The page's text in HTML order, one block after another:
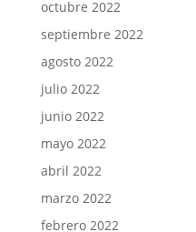
octubre 2022
septiembre 2022
agosto 2022
julio 2022
junio 2022
mayo 2022
abril 2022
marzo 2022
febrero 2022